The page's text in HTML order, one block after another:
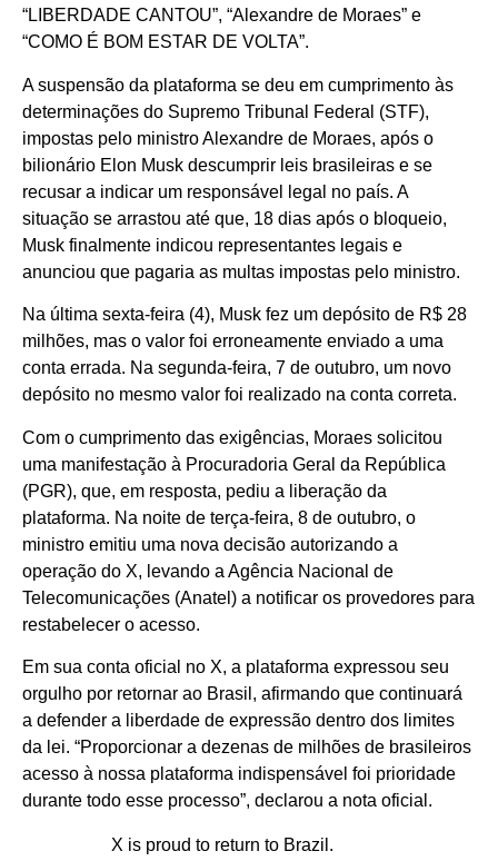
“LIBERDADE CANTOU”, “Alexandre de Moraes” e
“COMO É BOM ESTAR DE VOLTA”.
A suspensão da plataforma se deu em cumprimento às
determinações do Supremo Tribunal Federal (STF),
impostas pelo ministro Alexandre de Moraes, após o
bilionário Elon Musk descumprir leis brasileiras e se
recusar a indicar um responsável legal no país. A
situação se arrastou até que, 18 dias após o bloqueio,
Musk finalmente indicou representantes legais e
anunciou que pagaria as multas impostas pelo ministro.
Na última sexta-feira (4), Musk fez um depósito de R$ 28
milhões, mas o valor foi erroneamente enviado a uma
conta errada. Na segunda-feira, 7 de outubro, um novo
depósito no mesmo valor foi realizado na conta correta.
Com o cumprimento das exigências, Moraes solicitou
uma manifestação à Procuradoria Geral da República
(PGR), que, em resposta, pediu a liberação da
plataforma. Na noite de terça-feira, 8 de outubro, o
ministro emitiu uma nova decisão autorizando a
operação do X, levando a Agência Nacional de
Telecomunicações (Anatel) a notificar os provedores para
restabelecer o acesso.
Em sua conta oficial no X, a plataforma expressou seu
orgulho por retornar ao Brasil, afirmando que continuará
a defender a liberdade de expressão dentro dos limites
da lei. “Proporcionar a dezenas de milhões de brasileiros
acesso à nossa plataforma indispensável foi prioridade
durante todo esse processo”, declarou a nota oficial.
X is proud to return to Brazil.